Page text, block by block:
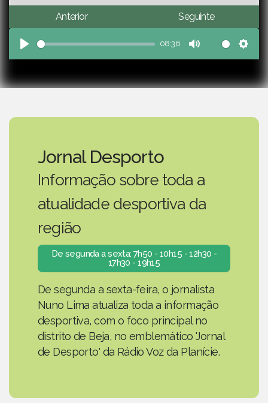
Anterior Seguinte
Play
08:36
Mute
Jornal Desporto
Informação sobre toda a
atualidade desportiva da
região
De segunda a sexta: 7h50 - 10h15 - 12h30 -
17h30 - 19h15
De segunda a sexta-feira, o jornalista
Nuno Lima atualiza toda a informação
desportiva, com o foco principal no
distrito de Beja, no emblemático 'Jornal
de Desporto' da Rádio Voz da Planície.